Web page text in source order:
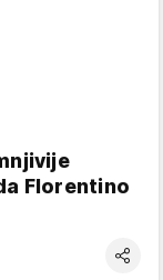
Florentino